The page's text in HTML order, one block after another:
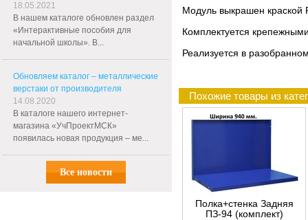
18.05.2021
В нашем каталоге обновлен раздел
«Интерактивные пособия для
начальной школы». В...
Обновляем каталог – металлические
верстаки от производителя
14.08.2020
В каталоге нашего интернет-
магазина «УчПроектМСК»
появилась новая продукция – ме...
Все новости
Модуль выкрашен краской
Комплектуется
Реализуется в
Похожие товары из
Полка+стенка Задняя
ПЗ-94 (комплект)